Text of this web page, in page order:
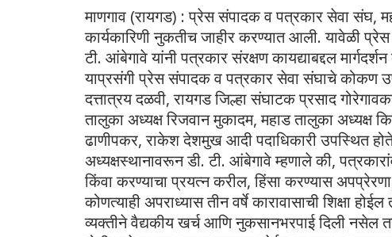
माणगाव (रायगड) : प्रेस संपादक व पत्रकार सेवा संघ,
कार्यकारिणी नुकतीच जाहीर करण्यात आली. यावेळी
टी. आंबेगावे यांनी पत्रकार संरक्षण कायद्याबद्दल
याप्रसंगी प्रेस संपादक व पत्रकार सेवा संघाचे कोकण
दत्तात्रय दळवी, रायगड जिल्हा संघाटक प्रसाद
तालुका अध्यक्ष रिजवान मुकादम, महाड तालुका अध्यक्ष
ढाणीपकर, राकेश देशमुख आदी पदाधिकारी उपस्थित
अध्यक्षस्थानावरून डी. टी. आंबेगावे म्हणाले की,
किंवा करण्याचा प्रयत्न करील, हिंसा करण्यास
कोणत्याही अपराध्यास तीन वर्षे कारावासाची शिक्षा
व्यक्तीने वैद्यकीय खर्च आणि नुकसानभरपाई दिली